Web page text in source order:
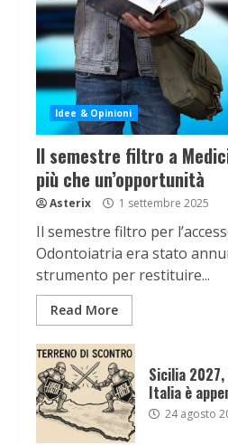
Idee & Opinioni
Il semestre filtro a
più che un’opportunità
Asterix 1 settembre 2025
Il semestre filtro per
Odontoiatria era stato
strumento per restituire...
Read More
Sicilia
Italia è
24 agosto